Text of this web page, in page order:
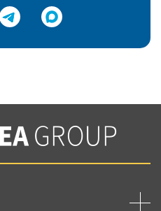
политикой